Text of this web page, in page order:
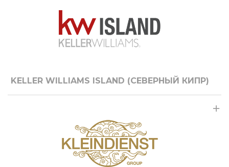
KELLER WILLIAMS ISLAND (СЕВЕРНЫЙ КИПР)